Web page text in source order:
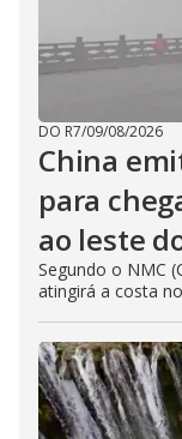
DO R7/09/08/2026
China
para
ao leste
Segundo o NMC
atingirá a costa